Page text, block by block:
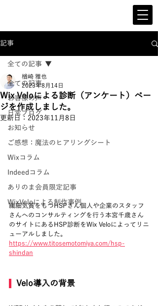
記事
全ての記事
お客様の声
日常ブログ
お知らせ
ご感想：魔法のヒアリングシート
Wixコラム
Indeedコラム
ありのま会員限定記事
WixVeloによる制作事例
全ての記事
Wix Veloによる診断（アンケート）ペー
ジを作成しました。
楢崎 雅也
2023年8月14日
更新日： 2023年11月8日
繊細気質をもつHSPさん個人や企業のスタッフ
さんへのコンサルティングを行う本宮千歳さん
のサイトにあるHSP診断をWix Veloによってリニ
ューアルしました。
https://www.titosemotomiya.com/hsp-
shindan
  Velo導入の背景